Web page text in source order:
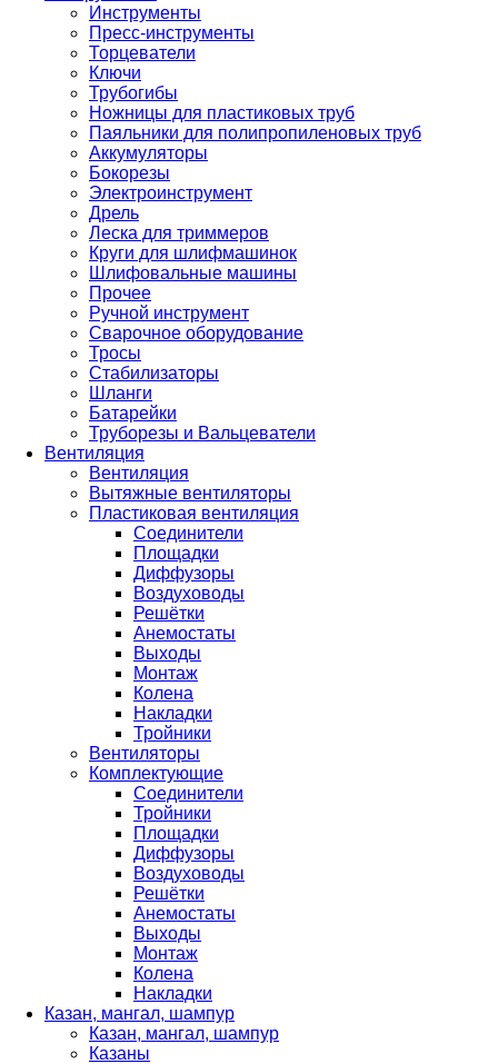
Инструменты
Пресс-инструменты
Торцеватели
Ключи
Трубогибы
Ножницы для пластиковых труб
Паяльники для полипропиленовых труб
Аккумуляторы
Бокорезы
Электроинструмент
Дрель
Леска для триммеров
Круги для шлифмашинок
Шлифовальные машины
Прочее
Ручной инструмент
Сварочное оборудование
Тросы
Стабилизаторы
Шланги
Батарейки
Труборезы и Вальцеватели
Вентиляция
Вентиляция
Вытяжные вентиляторы
Пластиковая вентиляция
Соединители
Площадки
Диффузоры
Воздуховоды
Решётки
Анемостаты
Выходы
Монтаж
Колена
Накладки
Тройники
Вентиляторы
Комплектующие
Соединители
Тройники
Площадки
Диффузоры
Воздуховоды
Решётки
Анемостаты
Выходы
Монтаж
Колена
Накладки
Казан, мангал, шампур
Казан, мангал, шампур
Казаны